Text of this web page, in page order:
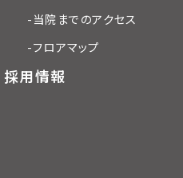
-当院までのアクセス
-フロアマップ
採用情報